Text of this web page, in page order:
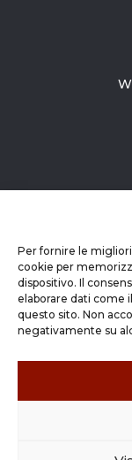
Per fornire le
cookie per
dispositivo. Il
elaborare dati come
questo sito. Non
negativamente su